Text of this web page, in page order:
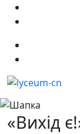
«Вихід